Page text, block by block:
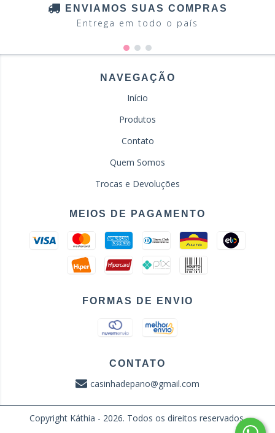
ENVIAMOS SUAS COMPRAS
Entrega em todo o país
NAVEGAÇÃO
Início
Produtos
Contato
Quem Somos
Trocas e Devoluções
MEIOS DE PAGAMENTO
FORMAS DE ENVIO
CONTATO
casinhadepano@gmail.com
Copyright Káthia - 2026. Todos os direitos reservados.